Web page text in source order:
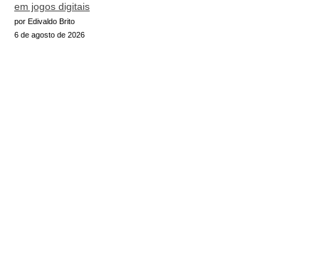
em jogos digitais
por Edivaldo Brito
6 de agosto de 2026